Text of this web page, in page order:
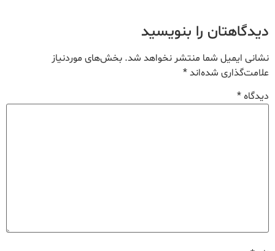
دیدگاهتان را بنویسید
نشانی ایمیل شما منتشر نخواهد شد. بخش‌های موردنیاز
علامت‌گذاری شده‌اند*
دیدگاه*